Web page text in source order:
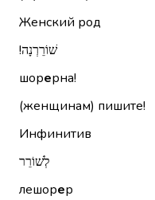
Женский род
שׁוֹרֵרְנָה!‏
шорерна!
(женщинам) пишите!
Инфинитив
לְשׁוֹרֵר
лешорер